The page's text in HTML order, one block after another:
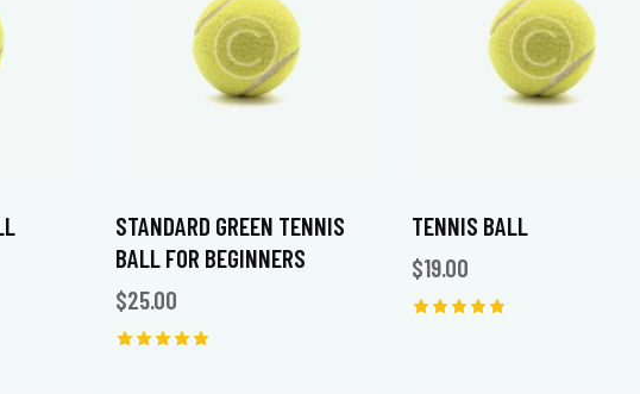
STANDARD GREEN TENNIS
BALL FOR BEGINNERS
$25.00
TENNIS BALL
$19.00